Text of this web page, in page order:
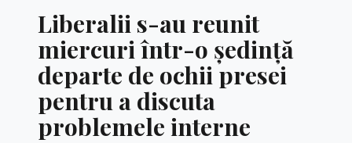
Liberalii s-au reunit
miercuri într-o ședință
departe de ochii presei
pentru a discuta
problemele interne